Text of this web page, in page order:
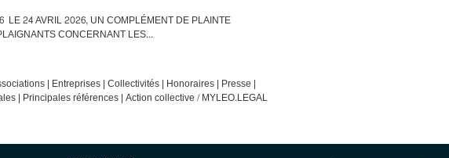
24 AVRIL 2026, UN COMPLÉMENT DE PLAINTE
CONCERNANT LES...
| Entreprises|Collectivités| Honoraires| Presse |
| Principales références|Action collective / MYLEO.LEGAL